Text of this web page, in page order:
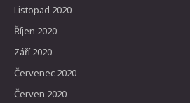
Listopad 2020
Říjen 2020
Září 2020
Červenec 2020
Červen 2020